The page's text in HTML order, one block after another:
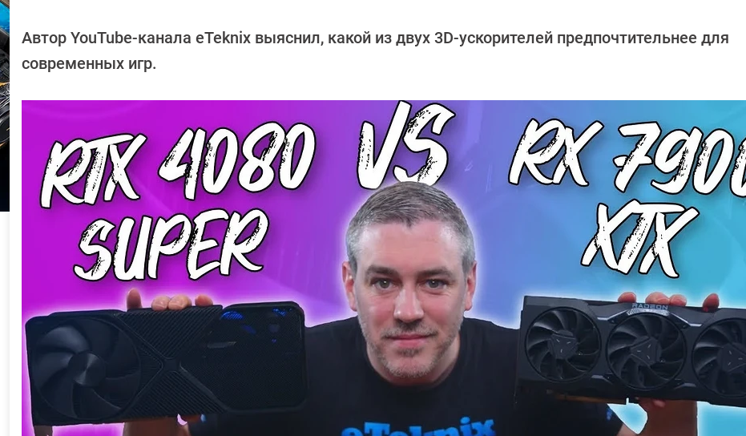
Калашников
Автор YouTube-канала eTeknix выяснил, какой из двух 3D-ускорителей предпочтительнее для
современных игр.